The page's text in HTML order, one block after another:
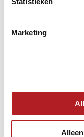
Marketing
werd uitgeschakeld
excelleerde met
Myung-Woo Cho
Blomdahl (40-27 in
3.076 voor de
Cho), Nguyen (tegen
baanden zich een
Vietnamese